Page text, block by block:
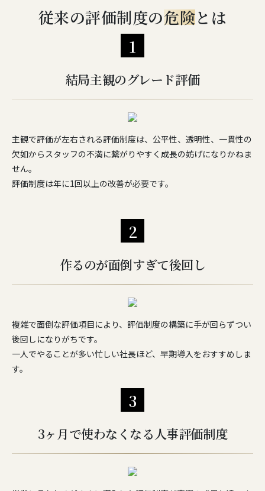
従来の評価制度の危険とは
1
結局主観のグレード評価
主観で評価が左右される評価制度は、公平性、透明性、一貫性の
欠如からスタッフの不満に繋がりやすく成長の妨げになりかねま
せん。
評価制度は年に1回以上の改善が必要です。
2
作るのが面倒すぎて後回し
複雑で面倒な評価項目により、評価制度の構築に手が回らずつい
後回しになりがちです。
一人でやることが多い忙しい社長ほど、早期導入をおすすめしま
す。
3
3ヶ月で使わなくなる人事評価制度